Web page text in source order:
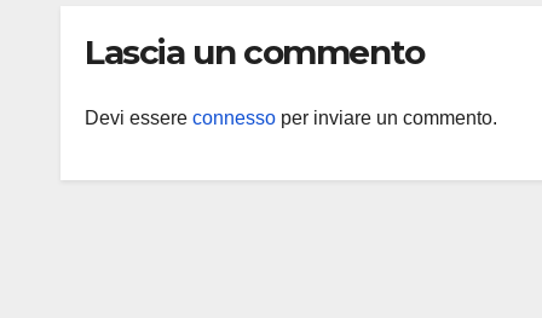
Lascia un commento
Devi essere connesso per inviare un commento.